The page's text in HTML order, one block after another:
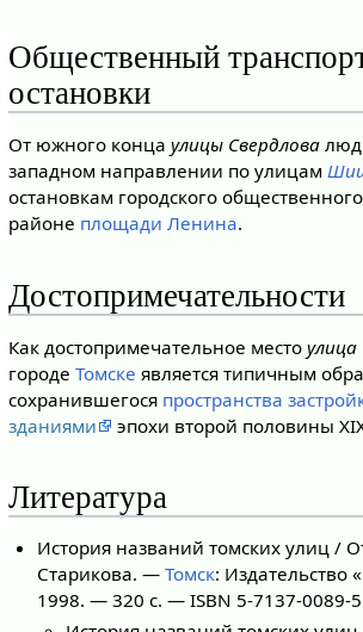
Общественный
остановки
От южного конца улицы Свердлова
западном направлении по улицам
остановкам городского
районе площади Ленина.
Достопримечательности
Как достопримечательное место улица
городе Томске является типичным
сохранившегося пространства
зданиями
эпохи второй половины
Литература
История названий томских улиц /
Старикова. —Томск: Издательство
1998. — 320 с. — ISBN 5-7137-0089-